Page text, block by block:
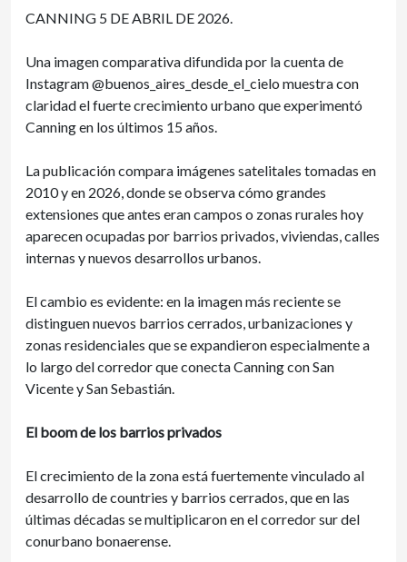
CANNING 5 DE ABRIL DE 2026.
Una imagen comparativa difundida por la cuenta de
Instagram @buenos_aires_desde_el_cielo muestra con
claridad el fuerte crecimiento urbano que experimentó
Canning en los últimos 15 años.
La publicación compara imágenes satelitales tomadas en
2010 y en 2026, donde se observa cómo grandes
extensiones que antes eran campos o zonas rurales hoy
aparecen ocupadas por barrios privados, viviendas, calles
internas y nuevos desarrollos urbanos.
El cambio es evidente: en la imagen más reciente se
distinguen nuevos barrios cerrados, urbanizaciones y
zonas residenciales que se expandieron especialmente a
lo largo del corredor que conecta Canning con San
Vicente y San Sebastián.
El boom de los barrios privados
El crecimiento de la zona está fuertemente vinculado al
desarrollo de countries y barrios cerrados, que en las
últimas décadas se multiplicaron en el corredor sur del
conurbano bonaerense.